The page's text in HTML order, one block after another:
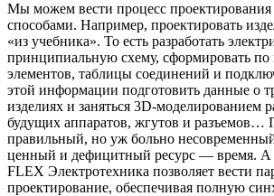
Мы можем вести процесс
способами. Например, проектировать
«из учебника». То есть разработать
принципиальную схему, сформировать по
элементов, таблицы соединений и
этой информации подготовить данные о
изделиях и заняться 3D-моделированием
будущих аппаратов, жгутов и разъемов…
правильный, но уж больно
ценный и дефицитный ресурс — время. А
FLEX Электротехника позволяет вести
проектирование, обеспечивая полную